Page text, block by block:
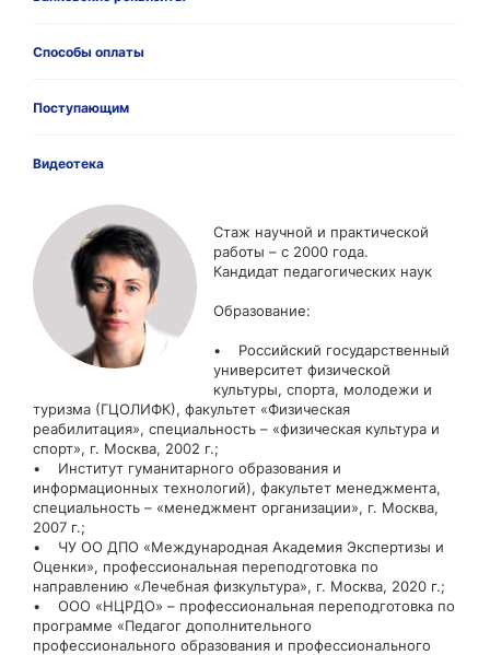
Способы оплаты
Поступающим
Видеотека
Стаж научной и практической
работы – с 2000 года.
Кандидат педагогических наук
Образование:
• Российский государственный
университет физической
культуры, спорта, молодежи и
туризма (ГЦОЛИФК), факультет «Физическая
реабилитация», специальность – «физическая культура и
спорт», г. Москва, 2002 г.;
• Институт гуманитарного образования и
информационных технологий), факультет менеджмента,
специальность – «менеджмент организации», г. Москва,
2007 г.;
• ЧУ ОО ДПО «Международная Академия Экспертизы и
Оценки», профессиональная переподготовка по
направлению «Лечебная физкультура», г. Москва, 2020 г.;
• ООО «НЦРДО» – профессиональная переподготовка по
программе «Педагог дополнительного
профессионального образования и профессионального